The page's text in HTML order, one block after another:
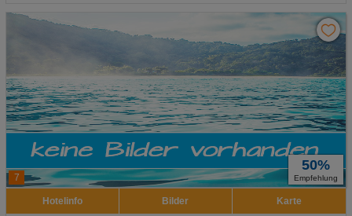
7
50%
Empfehlung
Hotelinfo Bilder Karte